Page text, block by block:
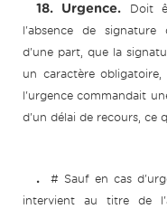
18. Urgence.
Doit
l'absence de signature
d'une part, que la
un caractère
l'urgence commandait
d'un délai de recours, ce
.
# Sauf en cas
intervient au titre de